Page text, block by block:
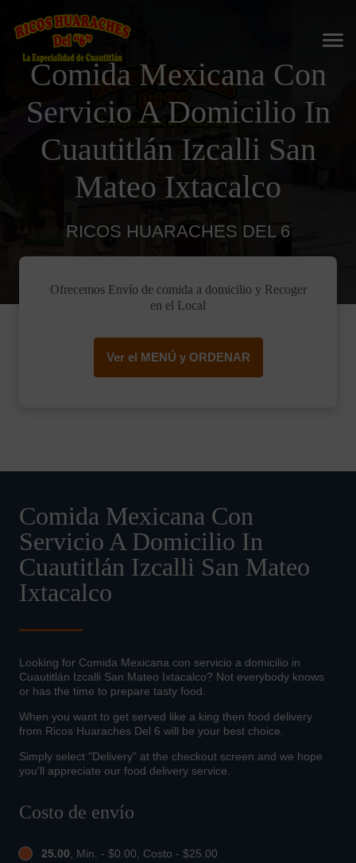
Comida Mexicana Con
Servicio A Domicilio In
Cuautitlán Izcalli San
Mateo Ixtacalco
RICOS HUARACHES DEL 6
Ofrecemos Envío de comida a domicilio y Recoger
en el Local
Ver el MENÚ y ORDENAR
Comida Mexicana Con
Servicio A Domicilio In
Cuautitlán Izcalli San Mateo
Ixtacalco
Looking for Comida Mexicana con servicio a domicilio in
Cuautitlán Izcalli San Mateo Ixtacalco? Not everybody knows
or has the time to prepare tasty food.
When you want to get served like a king then food delivery
from Ricos Huaraches Del 6 will be your best choice.
Simply select "Delivery" at the checkout screen and we hope
you'll appreciate our food delivery service.
Costo de envío
25.00, Min. - $0.00, Costo - $25.00